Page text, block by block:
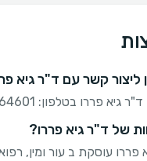
ליצור קשר עם ד"ר גיא
פררו בטלפון: 055-4364601.
של ד"ר גיא פררו?
עוסקת ב עור ומין,